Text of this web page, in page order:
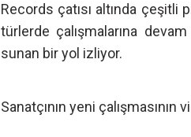
Records çatısı altında
türlerde çalışmalarına
sunan bir yol izliyor.
Sanatçının yeni